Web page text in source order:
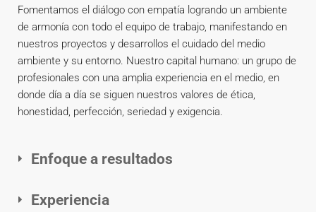
Fomentamos el diálogo con empatía logrando un ambiente
de armonía con todo el equipo de trabajo, manifestando en
nuestros proyectos y desarrollos el cuidado del medio
ambiente y su entorno. Nuestro capital humano: un grupo de
profesionales con una amplia experiencia en el medio, en
donde día a día se siguen nuestros valores de ética,
honestidad, perfección, seriedad y exigencia.
Enfoque a resultados
Experiencia